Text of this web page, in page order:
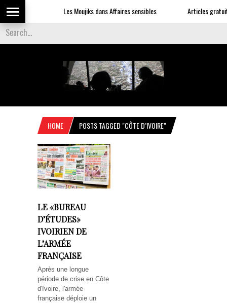
Les Moujiks dans Affaires sensibles Articles
HOME POSTS TAGGED "CÔTE D’IVOIRE"
LE «BUREAU
D’ÉTUDES»
IVOIRIEN DE
L’ARMÉE
FRANÇAISE
Après une longue
période de crise en Côte
d'Ivoire, l'armée
française déploie un